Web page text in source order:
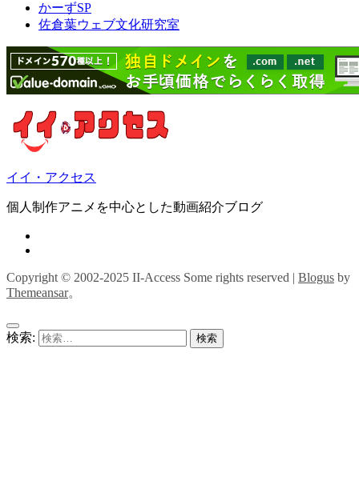
かーずSP
佐倉葉ウェブ文化研究室
イイ・アクセス
個人制作アニメを中心とした動画紹介ブログ
Copyright © 2002-2025 II-Access Some rights reserved | Blogus by
Themeansar。
検索: